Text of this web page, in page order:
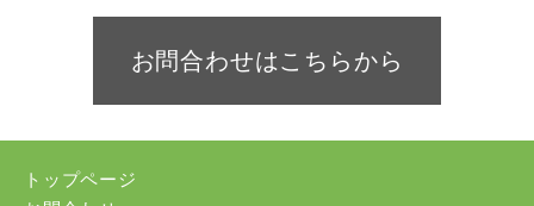
お問合わせはこちらから
トップページ